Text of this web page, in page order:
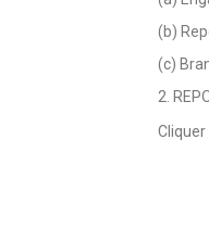
(b)
(c)
2.
Cliquer